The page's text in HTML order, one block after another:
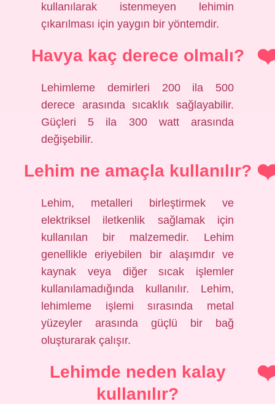
kullanılarak istenmeyen lehimin
çıkarılması için yaygın bir yöntemdir.
Havya kaç derece olmalı?
Lehimleme demirleri 200 ila 500
derece arasında sıcaklık sağlayabilir.
Güçleri 5 ila 300 watt arasında
değişebilir.
Lehim ne amaçla kullanılır?
Lehim, metalleri birleştirmek ve
elektriksel iletkenlik sağlamak için
kullanılan bir malzemedir. Lehim
genellikle eriyebilen bir alaşımdır ve
kaynak veya diğer sıcak işlemler
kullanılamadığında kullanılır. Lehim,
lehimleme işlemi sırasında metal
yüzeyler arasında güçlü bir bağ
oluşturarak çalışır.
Lehimde neden kalay
kullanılır?